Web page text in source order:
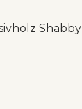
Shabby chic